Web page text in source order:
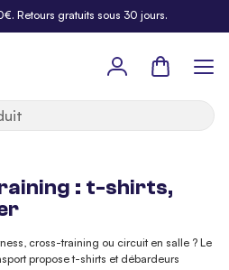
Retours gratuits sous 30 jours.
Panier
: t-shirts,
cross-training ou circuit en salle ? Le
propose t-shirts et débardeurs